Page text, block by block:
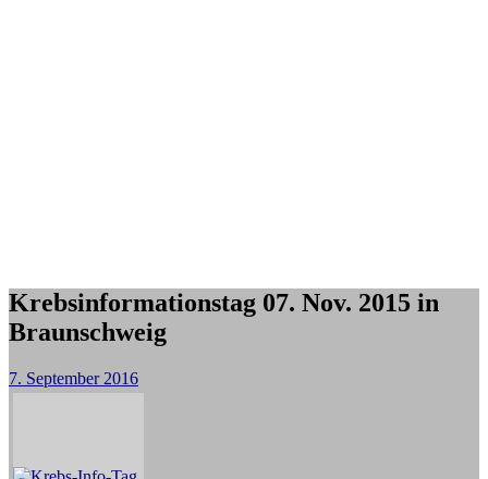
Krebsinformationstag 07. Nov. 2015 in
Braunschweig
7. September 2016